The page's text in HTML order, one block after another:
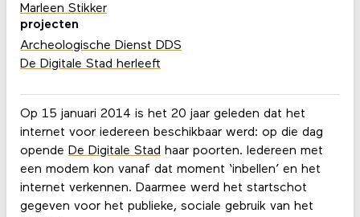
Op 15 januari 2014 is het 20 jaar geleden dat het
internet voor iedereen beschikbaar werd: op die dag
opende De Digitale Stad haar poorten. Iedereen met
een modem kon vanaf dat moment ‘inbellen’ en het
internet verkennen. Daarmee werd het startschot
gegeven voor het publieke, sociale gebruik van het
Marleen Stikker
projecten
Archeologische Dienst DDS
De Digitale Stad herleeft